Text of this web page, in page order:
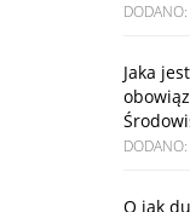
DODANO:
Jaka
DODANO:
O jak